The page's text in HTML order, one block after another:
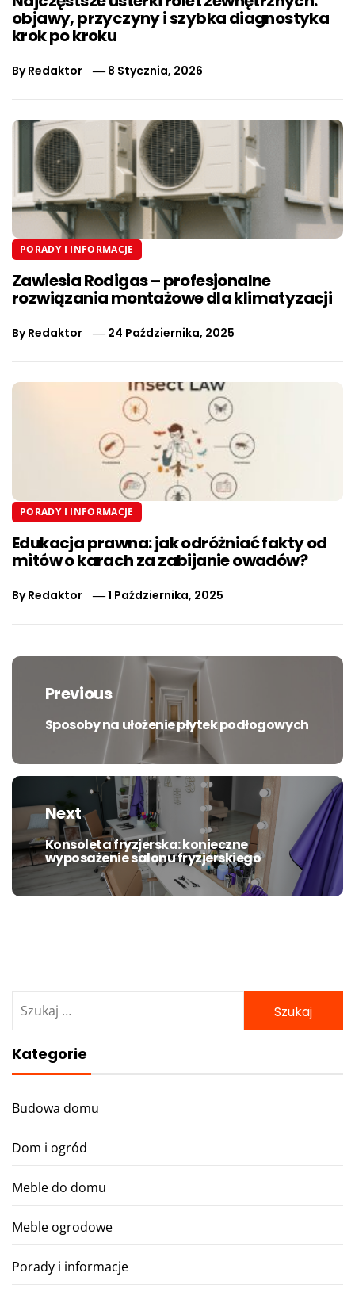
objawy, przyczyny i szybka diagnostyka
krok po kroku
ByRedaktor 8 Stycznia, 2026
PORADY I INFORMACJE
Zawiesia Rodigas – profesjonalne
rozwiązania montażowe dla klimatyzacji
ByRedaktor 24 Października, 2025
PORADY I INFORMACJE
Edukacja prawna: jak odróżniać fakty od
mitów o karach za zabijanie owadów?
ByRedaktor 1 Października, 2025
Nawigacja
wpisu
Previous
Previous
Sposoby na ułożenie płytek podłogowych
Next
Next
post:
Konsoleta fryzjerska: konieczne
wyposażenie salonu fryzjerskiego
Kategorie
Budowa domu
Dom i ogród
Meble do domu
Meble ogrodowe
Porady i informacje